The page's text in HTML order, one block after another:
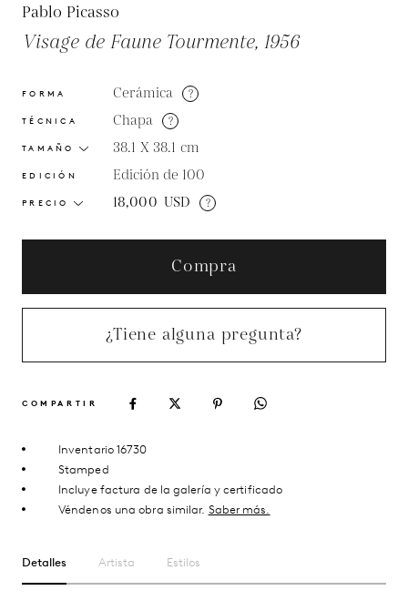
Pablo Picasso
Visage de Faune Tourmente, 1956
FORMA Cerámica ?
TÉCNICA Chapa ?
TAMAÑO 38.1 X 38.1 cm
EDICIÓN Edición de 100
PRECIO 18,000 USD ?
Compra
¿Tiene alguna pregunta?
COMPARTIR
Inventario 16730
Stamped
Incluye factura de la galería y certificado
Véndenos una obra similar. Saber más.
Detalles Artista Estilos